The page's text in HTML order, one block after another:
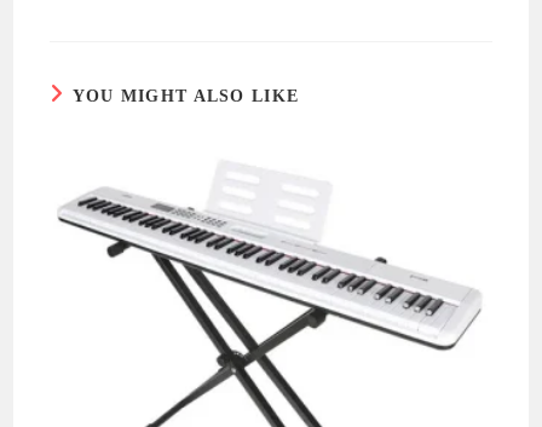
YOU MIGHT ALSO LIKE